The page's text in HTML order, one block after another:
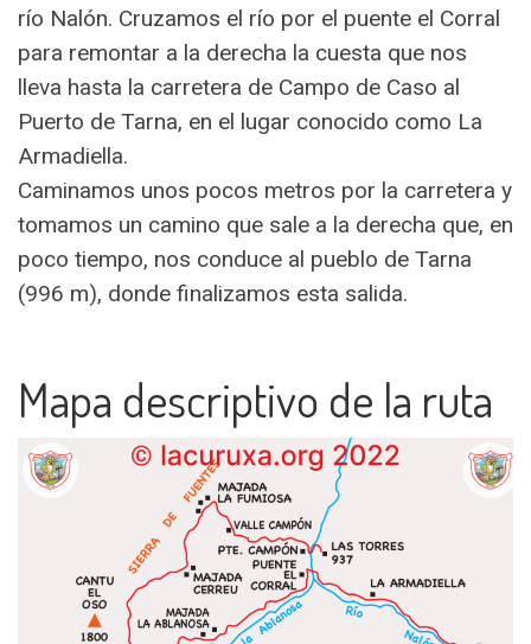
río Nalón. Cruzamos el río por el puente el Corral
para remontar a la derecha la cuesta que nos
lleva hasta la carretera de Campo de Caso al
Puerto de Tarna, en el lugar conocido como La
Armadiella.
Caminamos unos pocos metros por la carretera y
tomamos un camino que sale a la derecha que, en
poco tiempo, nos conduce al pueblo de Tarna
(996 m), donde finalizamos esta salida.
Mapa descriptivo de la ruta